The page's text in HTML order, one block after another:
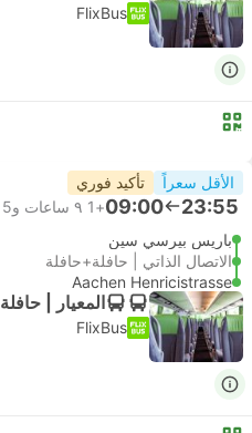
FlixBus
الأقل سعراً تأكيد فوري
23:55
09:00
+1
٩ ساعات و‫5 دقائق
باريس بيرسي سين
الاتصال الذاتي | حافلة+حافلة
Aachen Henricistrasse
المعيار | حافلة
FlixBus